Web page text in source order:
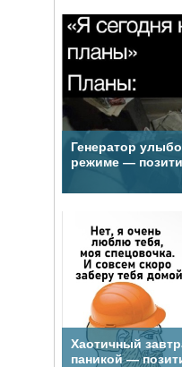
Генератор
режиме —
Хаотичный
паникой —